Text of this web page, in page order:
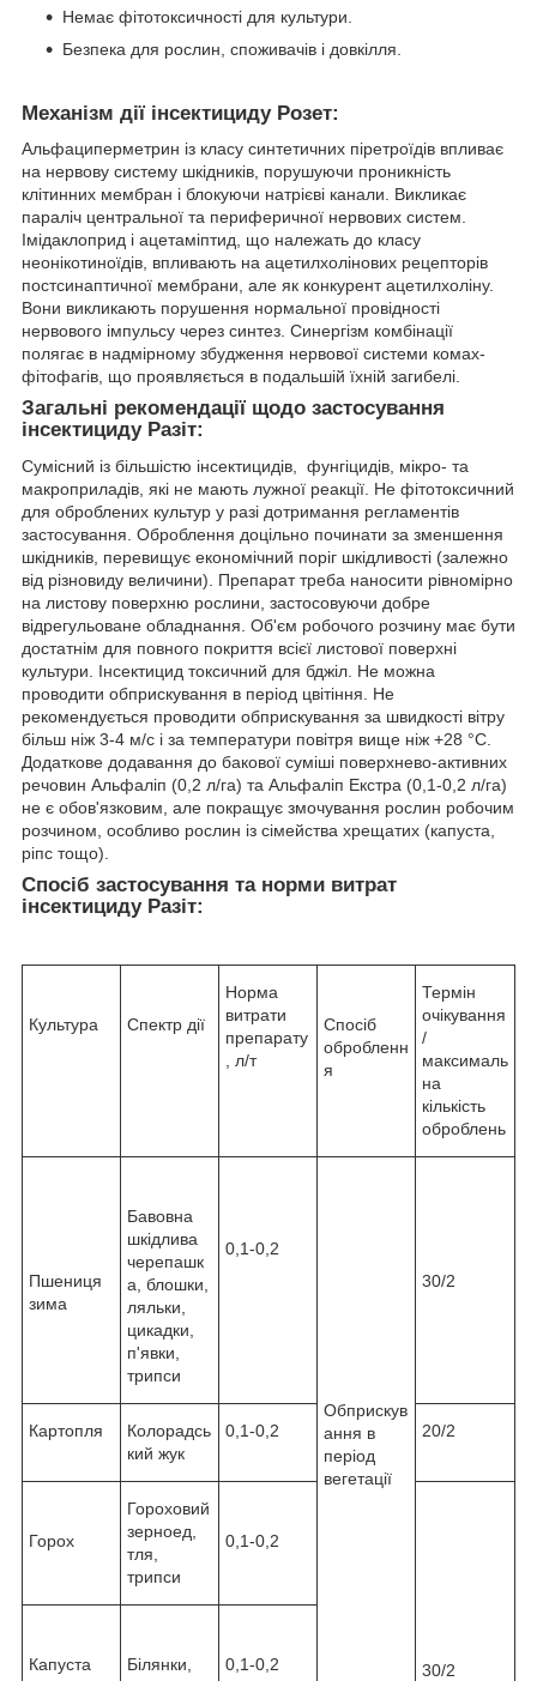
Немає фітотоксичності для культури.
Безпека для рослин, споживачів і довкілля.
Механізм дії інсектициду Розет:
Альфациперметрин із класу синтетичних піретроїдів впливає
на нервову систему шкідників, порушуючи проникність
клітинних мембран і блокуючи натрієві канали. Викликає
параліч центральної та периферичної нервових систем.
Імідаклоприд і ацетаміптид, що належать до класу
неонікотиноїдів, впливають на ацетилхолінових рецепторів
постсинаптичної мембрани, але як конкурент ацетилхоліну.
Вони викликають порушення нормальної провідності
нервового імпульсу через синтез. Синергізм комбінації
полягає в надмірному збудження нервової системи комах-
фітофагів, що проявляється в подальшій їхній загибелі.
Загальні рекомендації щодо застосування
інсектициду Разіт:
Сумісний із більшістю інсектицидів, фунгіцидів, мікро- та
макроприладів, які не мають лужної реакції. Не фітотоксичний
для оброблених культур у разі дотримання регламентів
застосування. Оброблення доцільно починати за зменшення
шкідників, перевищує економічний поріг шкідливості (залежно
від різновиду величини). Препарат треба наносити рівномірно
на листову поверхню рослини, застосовуючи добре
відрегульоване обладнання. Об'єм робочого розчину має бути
достатнім для повного покриття всієї листової поверхні
культури. Інсектицид токсичний для бджіл. Не можна
проводити обприскування в період цвітіння. Не
рекомендується проводити обприскування за швидкості вітру
більш ніж 3-4 м/с і за температури повітря вище ніж +28 °C.
Додаткове додавання до бакової суміші поверхнево-активних
речовин Альфаліп (0,2 л/га) та Альфаліп Екстра (0,1-0,2 л/га)
не є обов'язковим, але покращує змочування рослин робочим
розчином, особливо рослин із сімейства хрещатих (капуста,
ріпс тощо).
Спосіб застосування та норми витрат
інсектициду Разіт:
Культура Спектр дії
Норма
витрати
препарату
, л/т
Спосіб
обробленн
я
Термін
очікування
/
максималь
на
кількість
оброблень
Пшениця
зима
Бавовна
шкідлива
черепашк
а, блошки,
ляльки,
цикадки,
п'явки,
трипси
0,1-0,2
Обприскув
ання в
період
вегетації
30/2
Картопля
Колорадсь
кий жук
0,1-0,2 20/2
Горох
Гороховий
зерноед,
тля,
трипси
0,1-0,2
30/2
Капуста
Білянки,
0,1-0,2